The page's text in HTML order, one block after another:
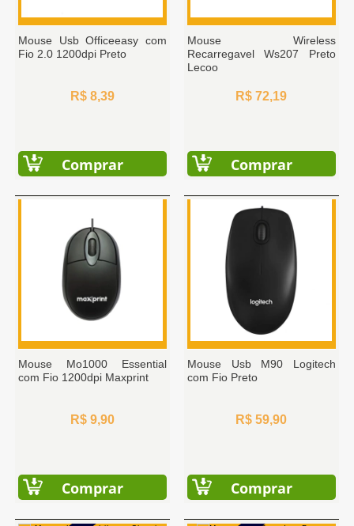
Mouse Usb Officeeasy com
Fio 2.0 1200dpi Preto
R$ 8,39
Comprar
Mouse Wireless
Recarregavel Ws207 Preto
Lecoo
R$ 72,19
Comprar
Mouse Mo1000 Essential
com Fio 1200dpi Maxprint
R$ 9,90
Comprar
Mouse Usb M90 Logitech
com Fio Preto
R$ 59,90
Comprar